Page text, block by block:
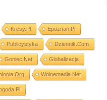
Kresy.pl Epoznan.pl
Publicystyka Dziennik.com
Goniec.net Globalizacja
Wolnemedia.net